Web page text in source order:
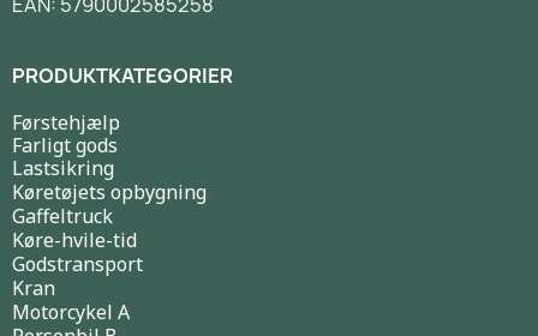
PRODUKTKATEGORIER
Førstehjælp
Farligt gods
Lastsikring
Køretøjets opbygning
Gaffeltruck
Køre-hvile-tid
Godstransport
Kran
Motorcykel A